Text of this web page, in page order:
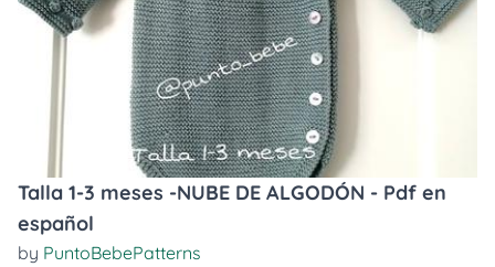
Talla 1-3 meses -NUBE DE ALGODÓN - Pdf en
español
by PuntoBebePatterns